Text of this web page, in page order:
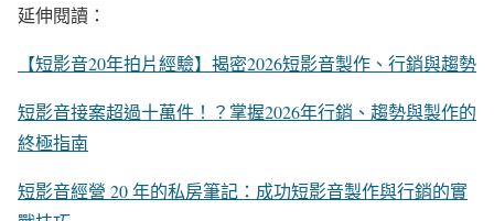
延伸閱讀：
【短影音20年拍片經驗】揭密2026短影音製作、行銷與趨勢
短影音接案超過十萬件！？掌握2026年行銷、趨勢與製作的
終極指南
短影音經營 20 年的私房筆記：成功短影音製作與行銷的實